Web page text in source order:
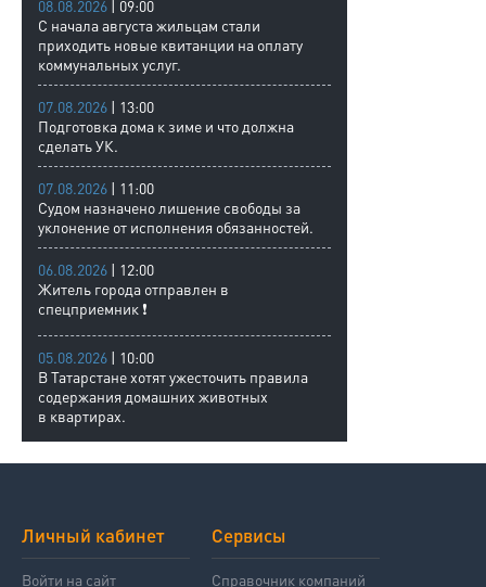
08.08.2026 | 09:00
С начала августа жильцам стали
приходить новые квитанции на оплату
коммунальных услуг.
07.08.2026 | 13:00
Подготовка дома к зиме и что должна
сделать УК.
07.08.2026 | 11:00
Судом назначено лишение свободы за
уклонение от исполнения обязанностей.
06.08.2026 | 12:00
Житель города отправлен в
спецприемник ❗
05.08.2026 | 10:00
В Татарстане хотят ужесточить правила
содержания домашних животных
в квартирах.
Личный кабинет
Войти на сайт
Сервисы
Справочник компаний